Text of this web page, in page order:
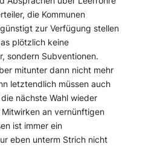
die Kommunen
zur Verfügung stellen
plötzlich keine
sondern Subventionen.
mitunter dann nicht mehr
letztendlich müssen auch
nächste Wahl wieder
an vernünftigen
ist immer ein
eben unterm Strich nicht